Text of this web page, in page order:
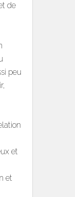
de
peu
et
et